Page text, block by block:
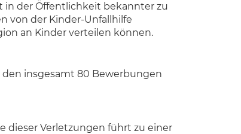
in der Öffentlichkeit bekannter zu
von der Kinder-Unfallhilfe
an Kinder verteilen können.
den insgesamt 80 Bewerbungen
dieser Verletzungen führt zu einer